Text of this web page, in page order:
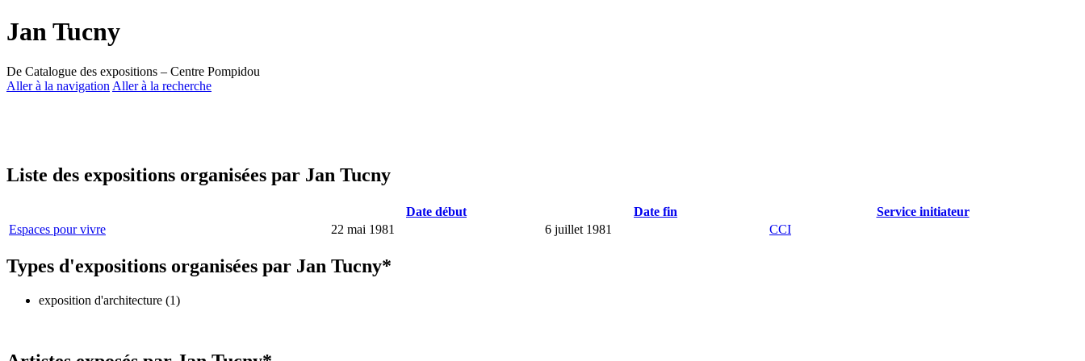
Jan Tucny
De Catalogue des expositions – Centre Pompidou
Aller à la navigation Aller à la recherche
Liste des expositions organisées par Jan Tucny
Date début Date fin
Service initiateur
Espaces pour vivre
22 mai 1981 6 juillet 1981 CCI
Types d'expositions organisées par Jan Tucny*
exposition d'architecture (1)